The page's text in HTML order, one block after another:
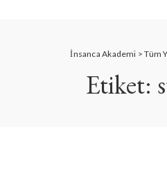
İnsanca Akademi >Tüm
Etiket: